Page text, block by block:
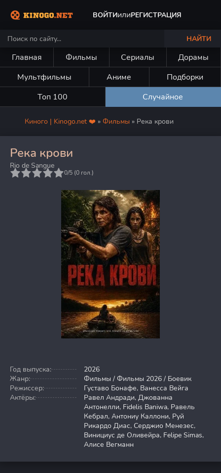
ВОЙТИилиРЕГИСТРАЦИЯ
НАЙТИ
Главная Фильмы Сериалы
Дорамы
Мультфильмы
Аниме
Подборки
Топ 100
Случайное
Киного | Kinogo.net ❤️ » Фильмы » Река крови
Река крови
Rio de Sangue
0/5 (0 гол.)
Год выпуска:
2026
Жанр:
Фильмы / Фильмы 2026 / Боевик
Режиссер:
Густаво Бонафе, Ванесса Вейга
Актёры:
Равел Андради, Джованна
Антонелли, Fidelis Baniwa, Равель
Кебрал, Антониу Каллони, Руй
Рикардо Диас, Серджио Менезес,
Винициус де Оливейра, Felipe Simas,
Алисе Вегманн